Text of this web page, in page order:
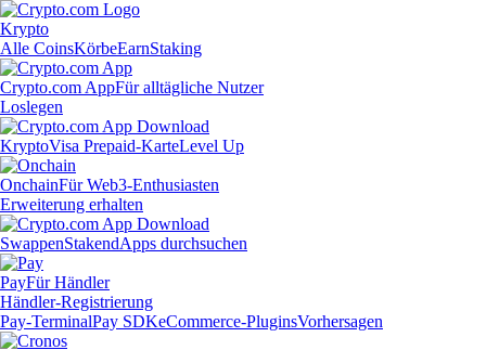
Krypto
Alle CoinsKörbeEarnStaking
Crypto.com AppFür alltägliche Nutzer
Loslegen
KryptoVisa Prepaid-KarteLevel Up
OnchainFür Web3-Enthusiasten
Erweiterung erhalten
SwappenStakendApps durchsuchen
PayFür Händler
Händler-Registrierung
Pay-TerminalPay SDKeCommerce-PluginsVorhersagen